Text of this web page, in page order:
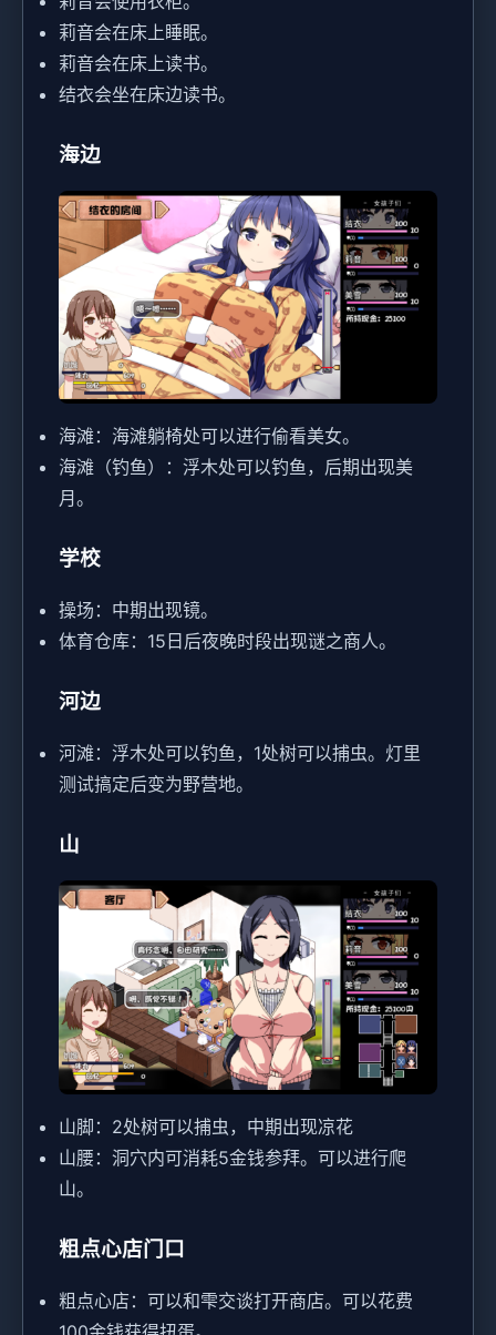
莉音会在床上睡眠。
莉音会在床上读书。
结衣会坐在床边读书。
海边
海滩：海滩躺椅处可以进行偷看美女。
海滩（钓鱼）：浮木处可以钓鱼，后期出现美
月。
学校
操场：中期出现镜。
体育仓库：15日后夜晚时段出现谜之商人。
河边
河滩：浮木处可以钓鱼，1处树可以捕虫。灯里
测试搞定后变为野营地。
山
山脚：2处树可以捕虫，中期出现凉花
山腰：洞穴内可消耗5金钱参拜。可以进行爬
山。
粗点心店门口
粗点心店：可以和雫交谈打开商店。可以花费